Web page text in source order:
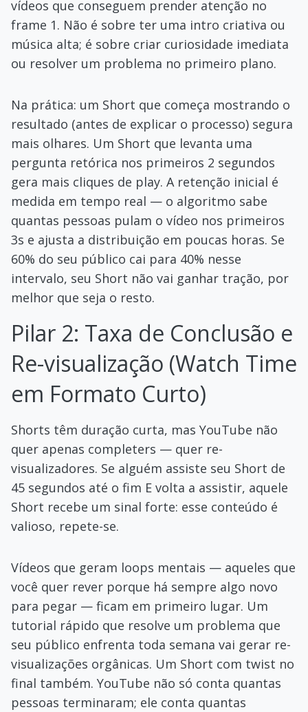
vídeos que conseguem prender atenção no
frame 1. Não é sobre ter uma intro criativa ou
música alta; é sobre criar curiosidade imediata
ou resolver um problema no primeiro plano.
Na prática: um Short que começa mostrando o
resultado (antes de explicar o processo) segura
mais olhares. Um Short que levanta uma
pergunta retórica nos primeiros 2 segundos
gera mais cliques de play. A retenção inicial é
medida em tempo real — o algoritmo sabe
quantas pessoas pulam o vídeo nos primeiros
3s e ajusta a distribuição em poucas horas. Se
60% do seu público cai para 40% nesse
intervalo, seu Short não vai ganhar tração, por
melhor que seja o resto.
Pilar 2: Taxa de Conclusão e
Re-visualização (Watch Time
em Formato Curto)
Shorts têm duração curta, mas YouTube não
quer apenas completers — quer re-
visualizadores. Se alguém assiste seu Short de
45 segundos até o fim E volta a assistir, aquele
Short recebe um sinal forte: esse conteúdo é
valioso, repete-se.
Vídeos que geram loops mentais — aqueles que
você quer rever porque há sempre algo novo
para pegar — ficam em primeiro lugar. Um
tutorial rápido que resolve um problema que
seu público enfrenta toda semana vai gerar re-
visualizações orgânicas. Um Short com twist no
final também. YouTube não só conta quantas
pessoas terminaram; ele conta quantas